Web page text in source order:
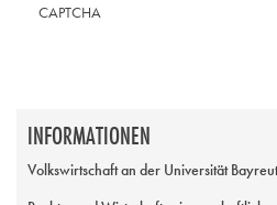
INFORMATIONEN
Volkswirtschaft an der Universität
CAPTCHA